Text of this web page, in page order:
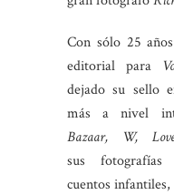
Con sólo 25
editorial para
dejado su sello
más a nivel
Bazaar, W,
sus
cuentos